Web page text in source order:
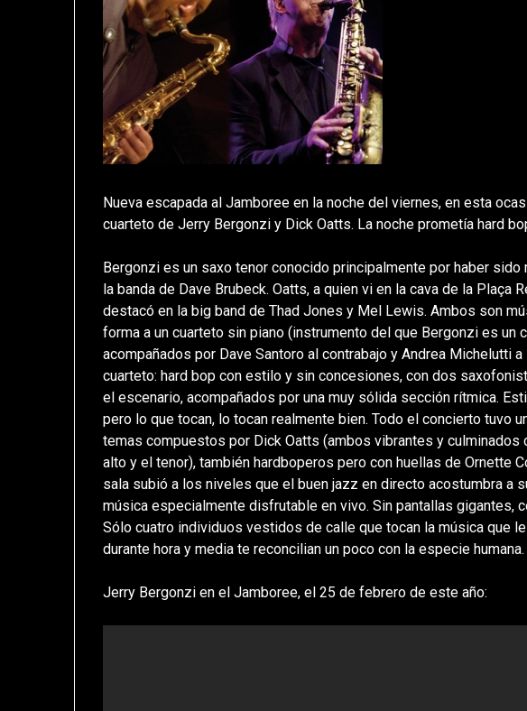
Nueva escapada al Jamboree en la noche del viernes, en esta
cuarteto de Jerry Bergonzi y Dick Oatts. La noche prometía hard
Bergonzi es un saxo tenor conocido principalmente por haber
la banda de Dave Brubeck. Oatts, a quien vi en la cava de la Plaça
destacó en la big band de Thad Jones y Mel Lewis. Ambos son
forma a un cuarteto sin piano (instrumento del que Bergonzi es un
acompañados por Dave Santoro al contrabajo y Andrea Michelutti
cuarteto: hard bop con estilo y sin concesiones, con dos
el escenario, acompañados por una muy sólida sección rítmica.
pero lo que tocan, lo tocan realmente bien. Todo el concierto tuvo
temas compuestos por Dick Oatts (ambos vibrantes y
alto y el tenor), también hardboperos pero con huellas de Ornette
sala subió a los niveles que el buen jazz en directo acostumbra a
música especialmente disfrutable en vivo. Sin pantallas gigantes,
Sólo cuatro individuos vestidos de calle que tocan la música que
durante hora y media te reconcilian un poco con la especie humana.
Jerry Bergonzi en el Jamboree, el 25 de febrero de este año: